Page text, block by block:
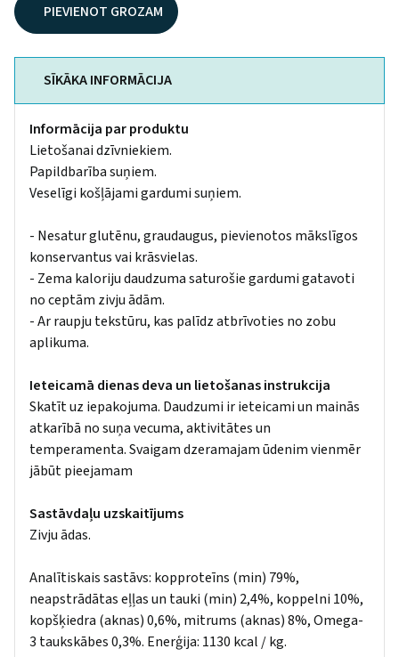
PIEVIENOT GROZAM
SĪKĀKA INFORMĀCIJA
Informācija par produktu
Lietošanai dzīvniekiem.
Papildbarība suņiem.
Veselīgi košļājami gardumi suņiem.
- Nesatur glutēnu, graudaugus, pievienotos mākslīgos
konservantus vai krāsvielas.
- Zema kaloriju daudzuma saturošie gardumi gatavoti
no ceptām zivju ādām.
- Ar raupju tekstūru, kas palīdz atbrīvoties no zobu
aplikuma.
Ieteicamā dienas deva un lietošanas instrukcija
Skatīt uz iepakojuma. Daudzumi ir ieteicami un mainās
atkarībā no suņa vecuma, aktivitātes un
temperamenta. Svaigam dzeramajam ūdenim vienmēr
jābūt pieejamam
Sastāvdaļu uzskaitījums
Zivju ādas.
Analītiskais sastāvs: kopproteīns (min) 79%,
neapstrādātas eļļas un tauki (min) 2,4%, koppelni 10%,
kopšķiedra (aknas) 0,6%, mitrums (aknas) 8%, Omega-
3 taukskābes 0,3%. Enerģija: 1130 kcal / kg.